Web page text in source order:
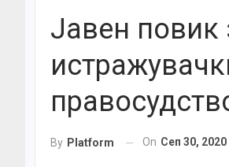
Јавен повик
By Platform On Сеп 30, 2020